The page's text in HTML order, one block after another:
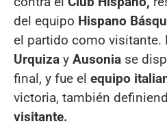
del equipo Hispano
el partido como visitante.
Urquiza y Ausonia se
final, y fue el equipo
victoria, también
visitante.